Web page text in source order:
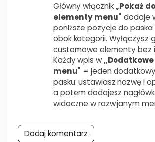
Główny włącznik „Pokaż
elementy menu" dodaje
poniższe pozycje do paska
obok kategorii. Wyłączysz
customowe elementy bez
Każdy wpis w
menu" = jeden
pasku: ustawiasz nazwę i
a potem dodajesz
widoczne w rozwijanym
Dodaj komentarz